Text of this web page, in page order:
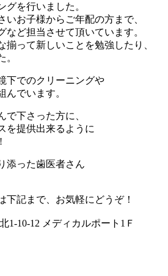
グを行いました。
いお子様からご年配の方まで、
など担当させて頂いています。
揃って新しいことを勉強したり、
。
下でのクリーニングや
んでいます。
で下さった方に、
を提供出来るように
添った歯医者さん
下記まで、お気軽にどうぞ！
1-10-12 メディカルポート1Ｆ